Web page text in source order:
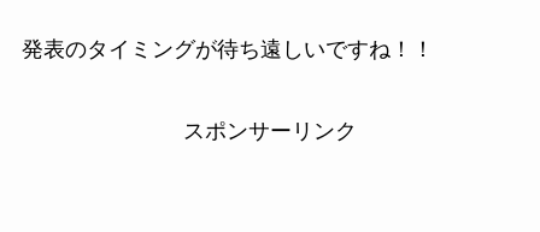
発表のタイミングが待ち遠しいですね！！
スポンサーリンク